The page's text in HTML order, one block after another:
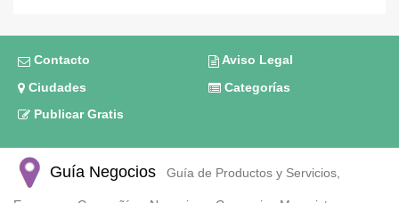
Contacto
Aviso Legal
Ciudades
Categorías
Publicar Gratis
Guía Negocios Guía de Productos y Servicios,